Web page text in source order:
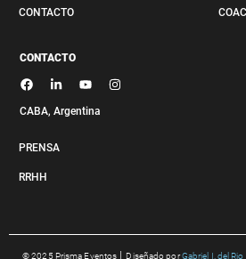
CONTACTO
CONTACTO
CABA, Argentina
PRENSA
RRHH
© 2025 Prisma Eventos Diseñado porGabriel I. del Rio